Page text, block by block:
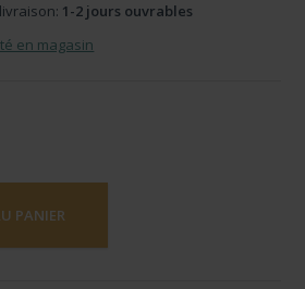
1-2 jours ouvrables
en magasin
PANIER